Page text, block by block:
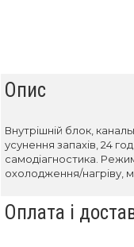
Опис
Внутрішній блок,
усунення запахів, 24
самодіагностика.
охолодження/нагріву,
Оплата і